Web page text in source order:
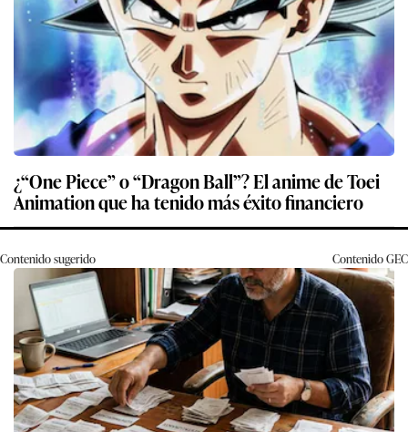
¿“One Piece” o “Dragon Ball”? El anime de Toei
Animation que ha tenido más éxito financiero
Contenido sugerido ContenidoGEC